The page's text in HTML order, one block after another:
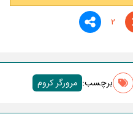
2
برچسب‌: مرورگر کروم